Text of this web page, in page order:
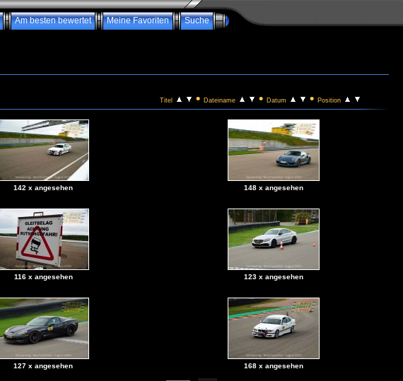
Am besten bewertet Meine Favoriten Suche
Titel • Dateiname • Datum • Position
142 x angesehen 148 x angesehen
116 x angesehen 123 x angesehen
127 x angesehen 168 x angesehen